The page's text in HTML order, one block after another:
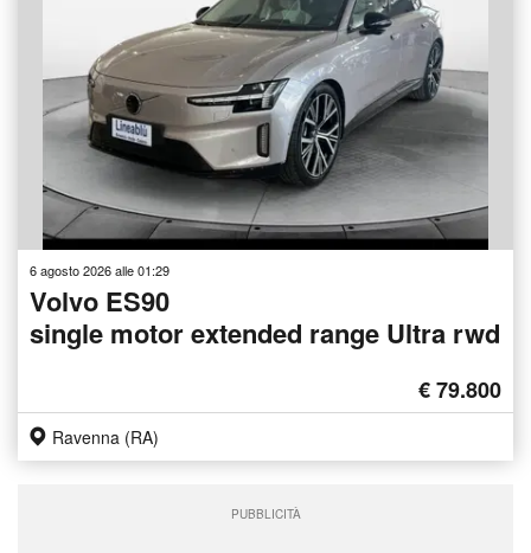
6 agosto 2026 alle 01:29
Volvo ES90
single motor extended range Ultra rwd
€ 79.800
Ravenna (RA)
PUBBLICITÀ